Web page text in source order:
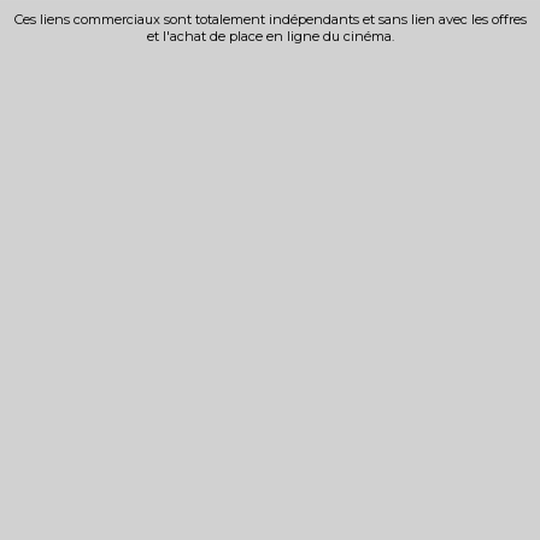
Ces liens commerciaux sont totalement indépendants et sans lien avec les offres
et l'achat de place en ligne du cinéma.